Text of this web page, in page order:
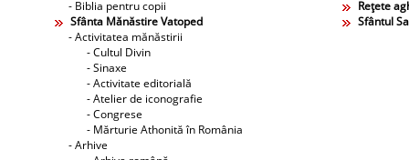
- Biblia pentru copii
Reţete
Sfânta Mănăstire Vatoped
- Activitatea mănăstirii
- Cultul Divin
- Sinaxe
- Activitate editorială
- Atelier de iconografie
- Congrese
- Mărturie Athonită în România
- Arhive
Sfântul